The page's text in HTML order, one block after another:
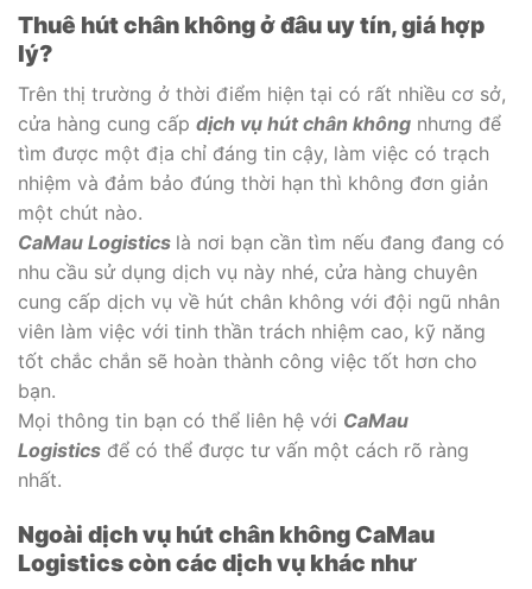
Thuê hút chân không ở đâu uy tín, giá hợp
lý?
Trên thị trường ở thời điểm hiện tại có rất nhiều cơ sở,
cửa hàng cung cấp dịch vụ hút chân không nhưng để
tìm được một địa chỉ đáng tin cậy, làm việc có trạch
nhiệm và đảm bảo đúng thời hạn thì không đơn giản
một chút nào.
CaMau Logistics là nơi bạn cần tìm nếu đang đang có
nhu cầu sử dụng dịch vụ này nhé, cửa hàng chuyên
cung cấp dịch vụ về hút chân không với đội ngũ nhân
viên làm việc với tinh thần trách nhiệm cao, kỹ năng
tốt chắc chắn sẽ hoàn thành công việc tốt hơn cho
bạn.
Mọi thông tin bạn có thể liên hệ với CaMau
Logistics để có thể được tư vấn một cách rõ ràng
nhất.
Ngoài dịch vụ hút chân không CaMau
Logistics còn các dịch vụ khác như